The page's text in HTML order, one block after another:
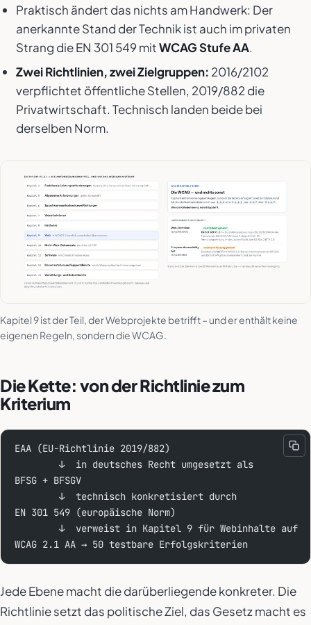
Praktisch ändert das nichts am Handwerk: Der
anerkannte Stand der Technik ist auch im privaten
Strang die EN 301 549 mitWCAG Stufe AA.
Zwei Richtlinien, zwei Zielgruppen: 2016/2102
verpflichtet öffentliche Stellen, 2019/882 die
Privatwirtschaft. Technisch landen beide bei
derselben Norm.
Kapitel 9 ist der Teil, der Webprojekte betrifft – und er enthält keine
eigenen Regeln, sondern die WCAG.
Die Kette: von der Richtlinie zum
Kriterium
EAA (EU-Richtlinie 2019/882)
        ↓  in deutsches Recht umgesetzt als
BFSG + BFSGV
        ↓  technisch konkretisiert durch
EN 301 549 (europäische Norm)
        ↓  verweist in Kapitel 9 für Webinhalte auf
WCAG 2.1 AA → 50 testbare Erfolgskriterien
Jede Ebene macht die darüberliegende konkreter. Die
Richtlinie setzt das politische Ziel, das Gesetz macht es